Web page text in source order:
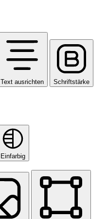
Text ausrichten Schriftstärke
Einfarbig